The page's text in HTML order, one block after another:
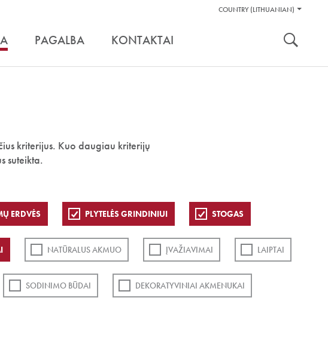
Pagalbos
COUNTRY (LITHUANIAN)
PAGALBA KONTAKTAI
kriterijus. Kuo daugiau kriterijų
suteikta.
ERDVĖS PLYTELĖS GRINDINIUI STOGAS
NATŪRALUS AKMUO ĮVAŽIAVIMAI LAIPTAI
SODINIMO BŪDAI DEKORATYVINIAI AKMENUKAI